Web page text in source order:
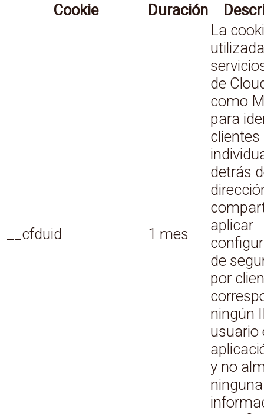
Cookie
Duración
__cfduid 1 mes
La
de
como
para
clientes
detrás
aplicar
de
por
ningún
usuario
y no
ninguna